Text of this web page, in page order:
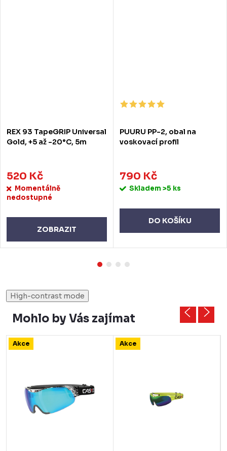
REX 93 TapeGRIP Universal
Gold, +5 až -20°C, 5m
520 Kč
Momentálně
nedostupné
ZOBRAZIT
PUURU PP-2, obal na
voskovací profil
790 Kč
Skladem >5 ks
DO KOŠÍKU
High-contrast mode
Mohlo by Vás zajímat
Akce Akce